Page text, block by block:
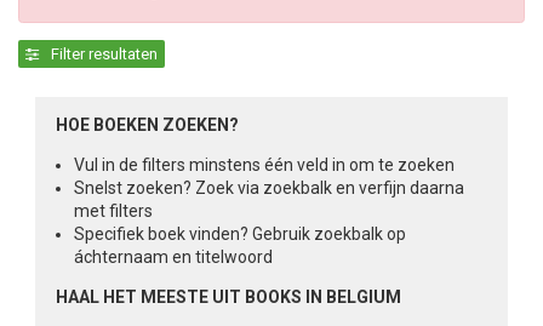
Filter resultaten
HOE BOEKEN ZOEKEN?
Vul in de filters minstens één veld in om te zoeken
Snelst zoeken? Zoek via zoekbalk en verfijn daarna
met filters
Specifiek boek vinden? Gebruik zoekbalk op
áchternaam en titelwoord
HAAL HET MEESTE UIT BOOKS IN BELGIUM